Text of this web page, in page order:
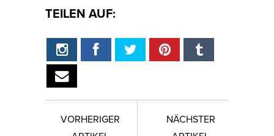
TEILEN AUF:
VORHERIGER
NÄCHSTER